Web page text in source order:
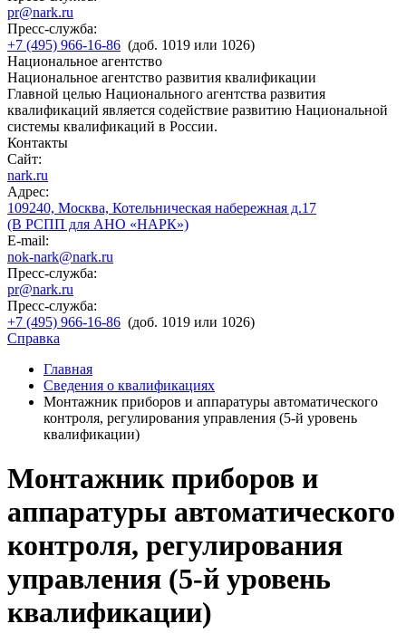
pr@nark.ru
Пресс-служба:
+7 (495) 966-16-86 (доб. 1019 или 1026)
Национальное агентство
Национальное агентство развития квалификации
Главной целью Национального агентства развития
квалификаций является содействие развитию Национальной
системы квалификаций в России.
Контакты
Сайт:
nark.ru
Адрес:
109240, Москва, Котельническая набережная д.17
(В РСПП для АНО «НАРК»)
E-mail:
nok-nark@nark.ru
Пресс-служба:
pr@nark.ru
Пресс-служба:
+7 (495) 966-16-86 (доб. 1019 или 1026)
Справка
Главная
Сведения о квалификациях
Монтажник приборов и аппаратуры автоматического
контроля, регулирования управления (5-й уровень
квалификации)
Монтажник приборов и
аппаратуры автоматического
контроля, регулирования
управления (5-й уровень
квалификации)